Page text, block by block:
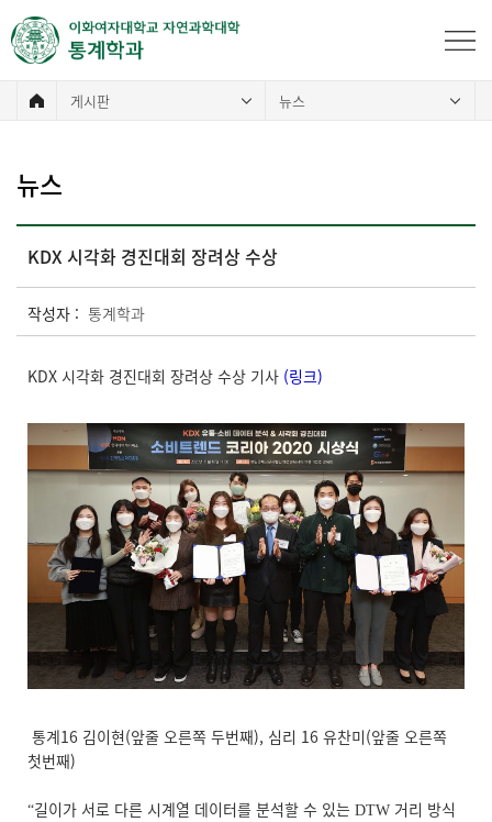
게시판 뉴스
뉴스
KDX 시각화 경진대회 장려상 수상
작성자 : 통계학과
KDX 시각화 경진대회 장려상 수상 기사 (링크)
통계16 김이현(앞줄 오른쪽 두번째), 심리 16 유찬미(앞줄 오른쪽
첫번째)
“길이가 서로 다른 시계열 데이터를 분석할 수 있는 DTW 거리 방식